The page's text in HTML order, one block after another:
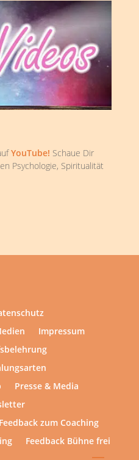
YouTube! Schaue Dir
Psychologie, Spiritualität
Impressum
Presse & Media
Feedback zum Coaching
Feedback Bühne frei